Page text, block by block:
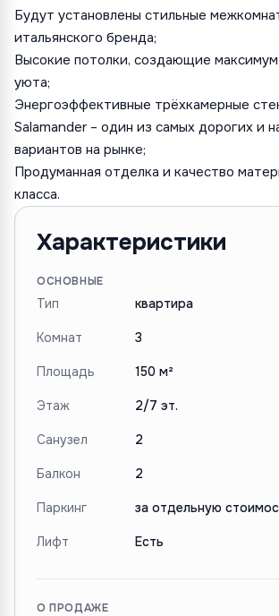
Будут установлены стильные
итальянского бренда;
Высокие потолки, создающие максимум
уюта;
Энергоэффективные трёхкамерные
Salamander – один из самых дорогих и
вариантов на рынке;
Продуманная отделка и качество
Характеристики
ОСНОВНЫЕ
Тип квартира
Комнат 3
Площадь 150 м²
Этаж 2/7 эт.
Санузел 2
Балкон 2
Паркинг за отдельную
Лифт Есть
О ПРОДАЖЕ